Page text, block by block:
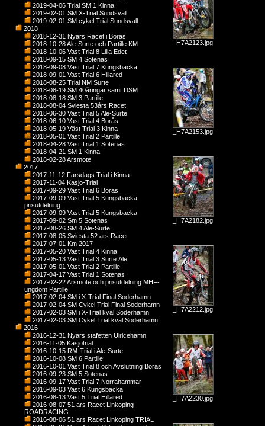
2019-04-06 Trial SM 1 Kinna
2019-02-01 SM X-Trial Sundsvall
2019-02-01 SM cykel Trial Sundsvall
2018
2018-12-31 Nyars Racet i Boras
2018-10-28 Ale-Surte och Partille KM
2018-10-06 Vast Trial 8 Lilla Edet
2018-09-15 SM 4 Sotenas
2018-09-08 Vast Trial 7 Kungsbacka
2018-09-01 Vast Trial 6 Hillared
2018-08-25 Trial NM Surte
2018-08-19 SM 40åringar samt DSM
2018-08-18 SM 3 Partille
2018-08-04 Sviesta 53års Racet
2018-06-30 Vast Trial 5 Ale-Surte
2018-06-10 Vast Trial 4 Borås
2018-05-19 Väst Trial 3 Kinna
2018-05-01 Vast Trial 2 Partille
2018-04-28 Vast Trial 1 Sotenas
2018-04-21 SM 1 Kinna
2018-02-28 Arsmote
2017
2017-11-12 Farsdags Trial i Kinna
2017-11-04 Kasjo-Trial
2017-09-29 Vast Trial 6 Boras
2017-09-09 Vast Trial 5 Kungsbacka
prisutdelning
2017-09-09 Vast Trial 5 Kungsbacka
2017-09-02 Sm 5 Sotenas
2017-08-26 SM 4 Ale-Surte
2017-08-05 Sviesta 52 ars Racet
2017-07-01 Km 2017
2017-05-20 Vast Trial 4 Kinna
2017-05-13 Vast Trial 3 Surte:Ale
2017-05-01 Vast Trial 2 Partille
2017-04-17 Vast Trial 1 Sotenas
2017-02-22 Arsmote och prisutdelning MHF-
ungdom Partille
2017-02-04 SM i X-Trial Final Soderhamn
2017-02-04 SM Cykel Trial Final Soderhamn
2017-02-03 SM i X-Trial kval Soderhamn
2017-02-03 SM Cykel Trial kval Soderhamn
2016
2016-12-31 Nyars stafetten Ulricehamn
2016-11-05 Kasjotrial
2016-10-15 RM-Trial i Ale-Surte
2016-10-08 SM 6 Partille
2016-10-01 Vast Trial 8 och Avslutning Boras
2016-09-23 SM 5 Sotenas
2016-09-17 Vast Trial 7 Norrahammar
2016-09-03 Vast 6 Kungsbacka
2016-08-13 Vast 5 Trial Hillared
2016-08-07 51 ars Racet Linkoping
ROADRACING
2016-08-06 51 ars Racet Linkoping TRIAL
_H7A2123.jpg
_H7A2153.jpg
_H7A2182.jpg
_H7A2212.jpg
_H7A2230.jpg